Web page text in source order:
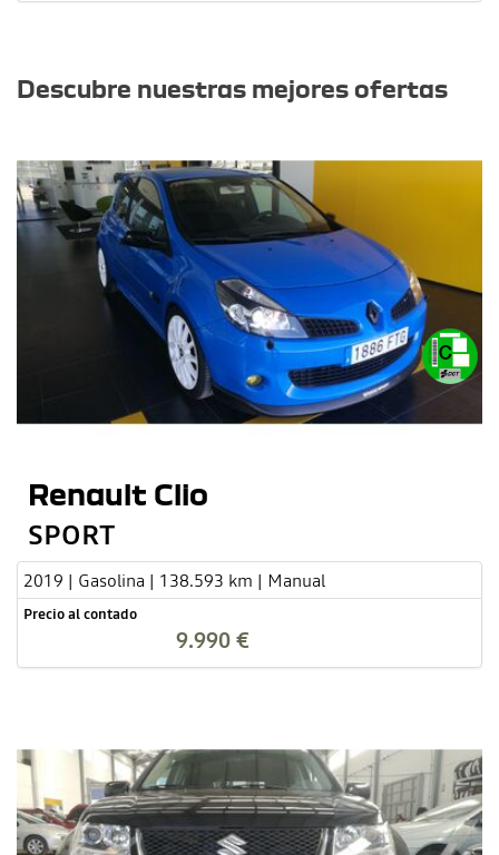
Descubre nuestras mejores ofertas
Renault Clio
SPORT
2019 | Gasolina | 138.593 km | Manual
Precio al contado
9.990 €